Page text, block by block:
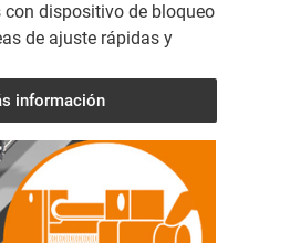
con dispositivo de bloqueo
de ajuste rápidas y
información